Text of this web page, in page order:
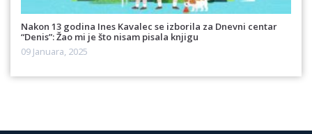
Nakon 13 godina Ines Kavalec se izborila za Dnevni centar
“Denis”: Žao mi je što nisam pisala knjigu
09 Januara, 2025